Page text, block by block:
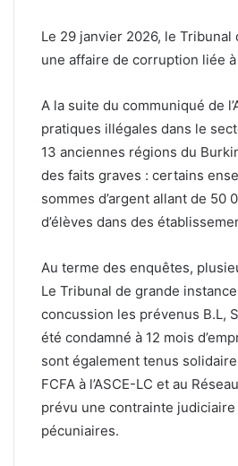
Le 29 janvier 2026, le
une affaire de corruption liée
A la suite du communiqué de
pratiques illégales dans le
13 anciennes régions du
des faits graves : certains
sommes d’argent allant de 50
d’élèves dans des
Au terme des enquêtes,
Le Tribunal de grande
concussion les prévenus B.L,
été condamné à 12 mois
sont également tenus
FCFA à l’ASCE-LC et au
prévu une contrainte
pécuniaires.